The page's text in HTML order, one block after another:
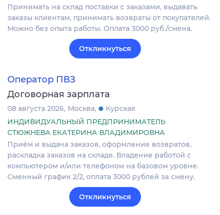
Принимать на склад поставки с заказами, выдавать
заказы клиентам, принимать возвраты от покупателей.
Можно без опыта работы. Оплата 3000 руб./смена.
Откликнуться
Оператор ПВЗ
Договорная зарплата
08 августа 2026 Москва
Курская
ИНДИВИДУАЛЬНЫЙ ПРЕДПРИНИМАТЕЛЬ
СТЮЖНЕВА ЕКАТЕРИНА ВЛАДИМИРОВНА
Приём и выдача заказов, оформление возвратов,
раскладка заказов на складе. Владение работой с
компьютером и/или телефоном на базовом уровне.
Сменный график 2/2, оплата 3000 рублей за смену.
Откликнуться